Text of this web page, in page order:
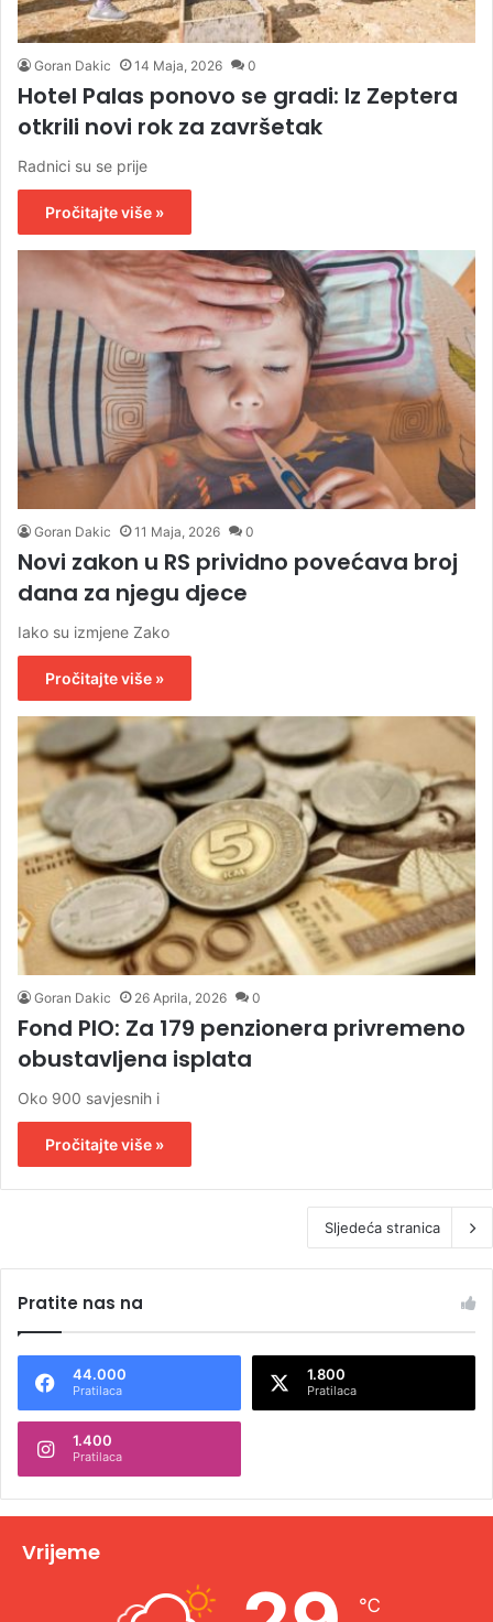
Goran Dakic 14 Maja, 2026 0
Hotel Palas ponovo se gradi: Iz Zeptera
otkrili novi rok za završetak
Radnici su se prije
Pročitajte više »
Goran Dakic 11 Maja, 2026 0
Novi zakon u RS prividno povećava broj
dana za njegu djece
Iako su izmjene Zako
Pročitajte više »
Goran Dakic 26 Aprila, 2026 0
Fond PIO: Za 179 penzionera privremeno
obustavljena isplata
Oko 900 savjesnih i
Pročitajte više »
Sljedeća stranica
Pratite nas na
44.000
Pratilaca
1.800
Pratilaca
1.400
Pratilaca
Vrijeme
℃